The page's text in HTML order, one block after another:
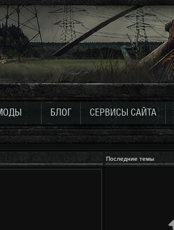
БЛОГ СЕРВИСЫ САЙТА
Последние темы